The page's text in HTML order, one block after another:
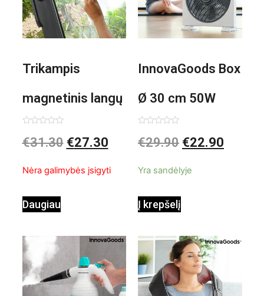
Trikampis
magnetinis langų
valiklis Klinmag
0
iš
€31.30 €27.30
Nėra galimybės įsigyti
Daugiau
InnovaGoods Box
Ø 30 cm 50W
Baltai pilkas
0
iš
€29.90 €22.90
Yra sandėlyje
Į krepšelį